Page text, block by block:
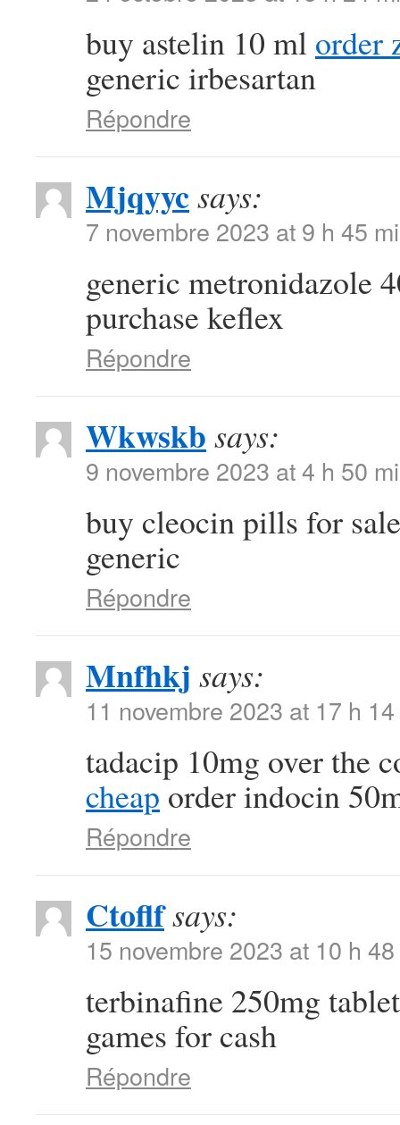
buy astelin 10 ml order
generic irbesartan
Répondre
Mjqyycsays:
7 novembre 2023 at 9 h 45
generic metronidazole
purchase keflex
Répondre
Wkwskb says:
9 novembre 2023 at 4 h 50
buy cleocin pills for
generic
Répondre
Mnfhkj says:
11 novembre 2023 at 17 h
tadacip 10mg over the
cheap order indocin
Répondre
Ctoflfsays:
15 novembre 2023 at 10 h
terbinafine 250mg
games for cash
Répondre